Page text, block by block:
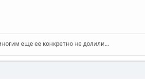
еще ее конкретно не долили...